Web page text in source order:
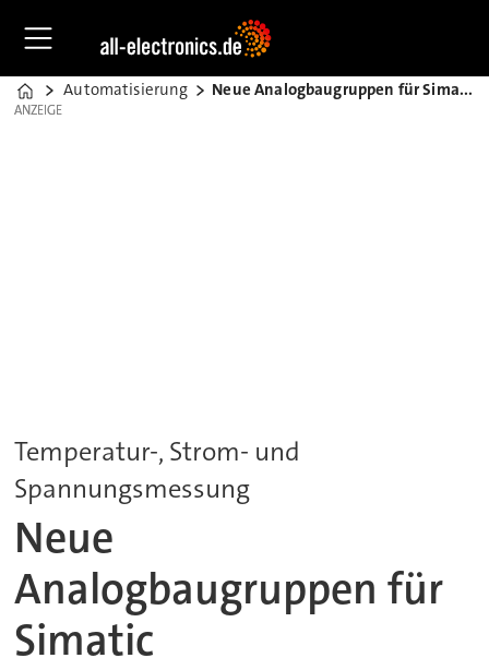
Home
Automatisierung Neue Analogbaugruppen für Simatic
ANZEIGE
ANZEIGE
Temperatur-, Strom- und
Spannungsmessung
Neue
Analogbaugruppen für
Simatic